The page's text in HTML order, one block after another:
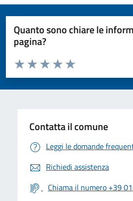
Quanto sono chiare le
pagina?
Valuta da 1 a 5 stelle la pagina
Valuta 5 stelle su 5
Valuta 4 stelle su 5
Valuta 3 stelle su 5
Valuta 2 stelle su 5
Valuta 1 stelle su 5
Contatta il comune
Leggi le domande
Richiedi assistenza
Chiama il numero +39